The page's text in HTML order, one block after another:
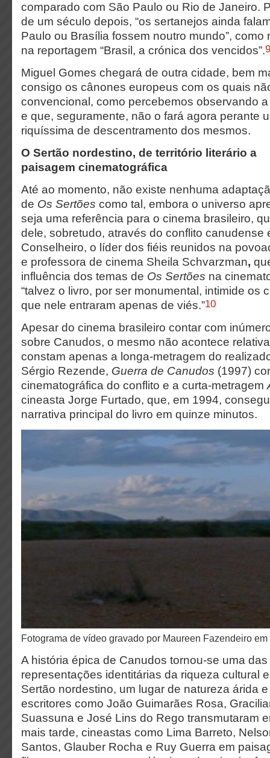
comparado com São Paulo ou Rio de Janeiro.
de um século depois, “os sertanejos ainda
Paulo ou Brasília fossem noutro mundo”, como
na reportagem “Brasil, a crónica dos vencidos”.9
Miguel Gomes chegará de outra cidade, bem
consigo os cânones europeus com os quais
convencional, como percebemos observando
e que, seguramente, não o fará agora perante
riquíssima de descentramento dos mesmos.
O Sertão nordestino, de território literário a
paisagem cinematográfica
Até ao momento, não existe nenhuma
de Os Sertões como tal, embora o universo
seja uma referência para o cinema brasileiro,
dele, sobretudo, através do conflito canudense
Conselheiro, o líder dos fiéis reunidos na
e professora de cinema Sheila Schvarzman,
influência dos temas de Os Sertões na
“talvez o livro, por ser monumental, intimide os
que nele entraram apenas de viés.”10
Apesar do cinema brasileiro contar com
sobre Canudos, o mesmo não acontece
constam apenas a longa-metragem do
Sérgio Rezende, Guerra de Canudos (1997)
cinematográfica do conflito e a curta-metragem
cineasta Jorge Furtado, que, em 1994,
narrativa principal do livro em quinze minutos.
Fotograma de vídeo gravado por Maureen Fazendeiro
A história épica de Canudos tornou-se uma
representações identitárias da riqueza cultural
Sertão nordestino, um lugar de natureza árida
escritores como João Guimarães Rosa,
Suassuna e José Lins do Rego transmutaram
mais tarde, cineastas como Lima Barreto,
Santos, Glauber Rocha e Ruy Guerra em